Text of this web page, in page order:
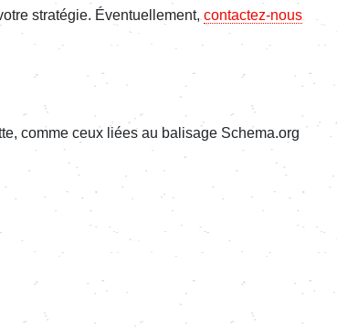
stra­­té­­gie. Éven­­tuel­­le­­ment, contac­­tez-nous
comme ceux liées au bali­sage Schema.org